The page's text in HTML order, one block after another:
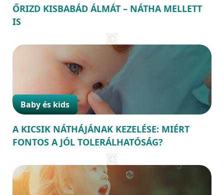
ŐRIZD KISBABÁD ÁLMÁT – NÁTHA MELLETT
IS
Baby és kids
A KICSIK NÁTHÁJÁNAK KEZELÉSE: MIÉRT
FONTOS A JÓL TOLERÁLHATÓSÁG?